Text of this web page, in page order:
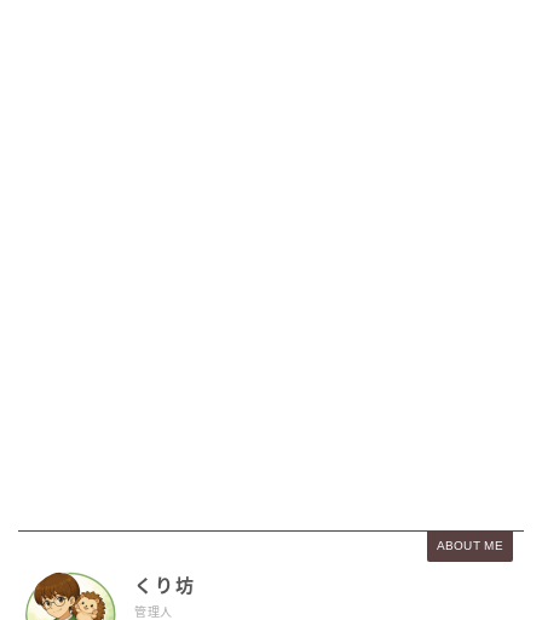
ABOUT ME
くり坊
管理人